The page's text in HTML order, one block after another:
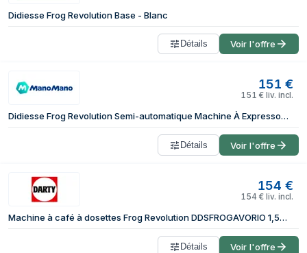
Didiesse Frog Revolution Base - Blanc
Détails Voir l'offre
151 €
151 € liv. incl.
Didiesse Frog Revolution Semi-automatique Machine À Expresso 2 L
Détails Voir l'offre
154 €
154 € liv. incl.
Machine à café à dosettes Frog Revolution DDSFROGAVORIO 1,5 L 650 W Ivoire
Détails Voir l'offre